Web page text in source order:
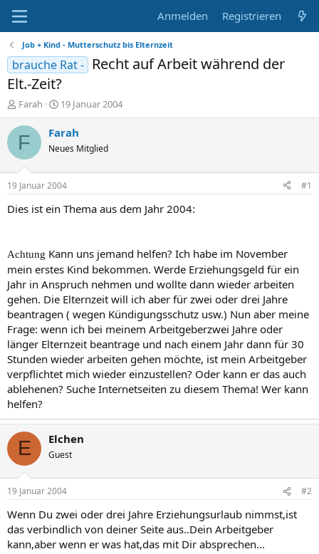
Anmelden Registrieren
Job + Kind - Mutterschutz bis Elternzeit
brauche Rat -
Recht auf Arbeit während der
Elt.-Zeit?
E
r
s
e
r
Farah
E
r
s
e
l
t
a
19 Januar 2004
F Farah
Neues Mitglied
19 Januar 2004 #1
Dies ist ein Thema aus dem Jahr 2004:
Achtung Kann uns jemand helfen? Ich habe im November
mein erstes Kind bekommen. Werde Erziehungsgeld für ein
Jahr in Anspruch nehmen und wollte dann wieder arbeiten
gehen. Die Elternzeit will ich aber für zwei oder drei Jahre
beantragen ( wegen Kündigungsschutz usw.) Nun aber meine
Frage: wenn ich bei meinem Arbeitgeberzwei Jahre oder
länger Elternzeit beantrage und nach einem Jahr dann für 30
Stunden wieder arbeiten gehen möchte, ist mein Arbeitgeber
verpflichtet mich wieder einzustellen? Oder kann er das auch
ablehenen? Suche Internetseiten zu diesem Thema! Wer kann
helfen?
E Elchen
Guest
19 Januar 2004 #2
Wenn Du zwei oder drei Jahre Erziehungsurlaub nimmst,ist
das verbindlich von deiner Seite aus..Dein Arbeitgeber
kann,aber wenn er was hat,das mit Dir absprechen...